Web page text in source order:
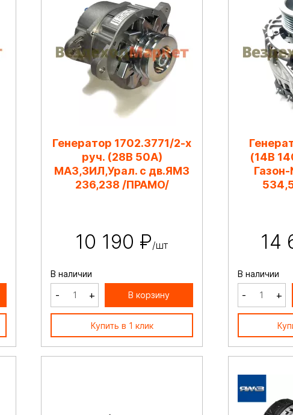
Генератор 1702.3771/2-х
руч. (28В 50А)
МАЗ,ЗИЛ,Урал. с дв.ЯМЗ
236,238 /ПРАМО/
10 190 ₽/шт
В наличии
- + В корзину
Купить в 1 клик
(14В
14
В наличии
- +